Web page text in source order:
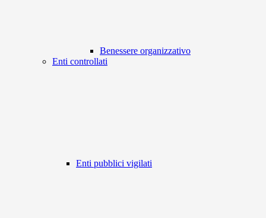
Benessere organizzativo
Enti controllati
Enti pubblici vigilati